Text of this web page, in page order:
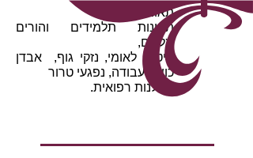
תאונות דרכים,
תאונות תלמידים והורים
מלווים,
ביטוח לאומי, נזקי גוף, אבדן
כושר עבודה, נפגעי טרור
רשלנות רפואית.